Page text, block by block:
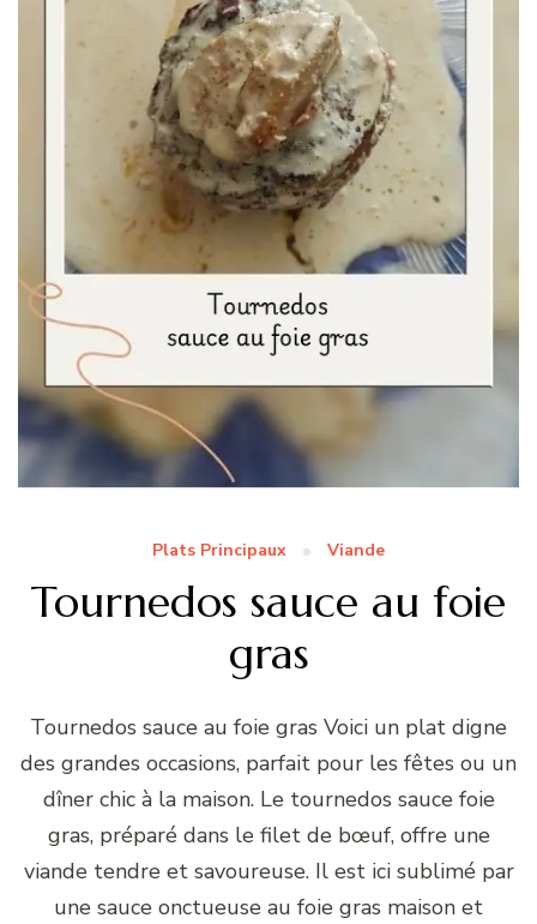
Plats Principaux Viande
Tournedos sauce au foie
gras
Tournedos sauce au foie gras Voici un plat digne
des grandes occasions, parfait pour les fêtes ou un
dîner chic à la maison. Le tournedos sauce foie
gras, préparé dans le filet de bœuf, offre une
viande tendre et savoureuse. Il est ici sublimé par
une sauce onctueuse au foie gras maison et